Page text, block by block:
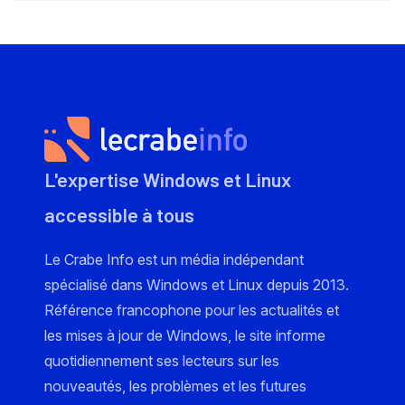
L'expertise Windows et Linux
accessible à tous
Le Crabe Info est un média indépendant
spécialisé dans Windows et Linux depuis 2013.
Référence francophone pour les actualités et
les mises à jour de Windows, le site informe
quotidiennement ses lecteurs sur les
nouveautés, les problèmes et les futures